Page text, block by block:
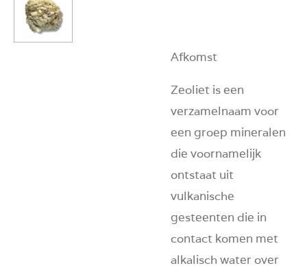
Afkomst
Zeoliet is een
verzamelnaam voor
een groep mineralen
die voornamelijk
ontstaat uit
vulkanische
gesteenten die in
contact komen met
alkalisch water over